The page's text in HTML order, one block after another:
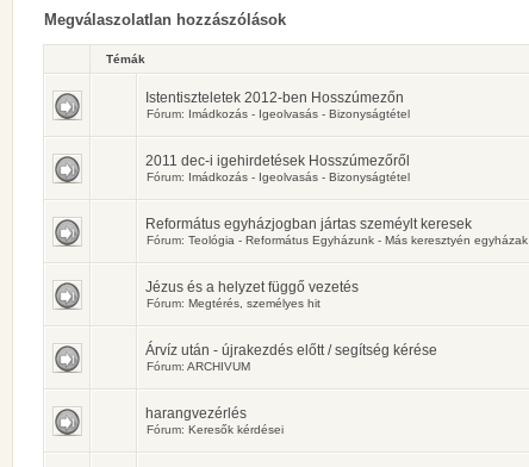
Megválaszolatlan hozzászólások
Témák
Istentiszteletek 2012-ben Hosszúmezőn
Fórum: Imádkozás - Igeolvasás - Bizonyságtétel
2011 dec-i igehirdetések Hosszúmezőről
Fórum: Imádkozás - Igeolvasás - Bizonyságtétel
Református egyházjogban jártas szeméylt keresek
Fórum: Teológia - Református Egyházunk - Más keresztyén egyházak
Jézus és a helyzet függő vezetés
Fórum: Megtérés, személyes hit
Árvíz után - újrakezdés előtt / segítség kérése
Fórum: ARCHIVUM
harangvezérlés
Fórum: Keresők kérdései